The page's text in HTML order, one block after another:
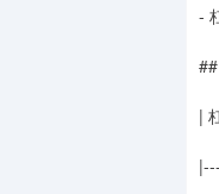
-
|